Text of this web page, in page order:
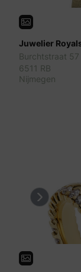
Juwelier
Burchtstraat 57
6511 RB
Nijmegen
Previous